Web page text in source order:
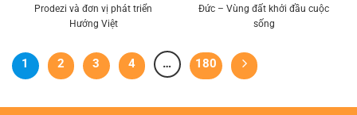
Prodezi và đơn vị phát triển
Hướng Việt
Đức – Vùng đất khởi đầu cuộc
sống
1 2 3 4 … 180